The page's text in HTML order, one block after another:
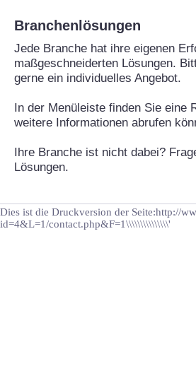
Branchenlösungen
Jede Branche hat ihre eigenen
maßgeschneiderten Lösungen.
gerne ein individuelles Angebot.
In der Menüleiste finden Sie eine
weitere Informationen abrufen
Ihre Branche ist nicht dabei?
Lösungen.
Dies ist die Druckversion der Seite:http://
id=4&L=1/contact.php&F=1\\\\\\\\\\\\\\\'